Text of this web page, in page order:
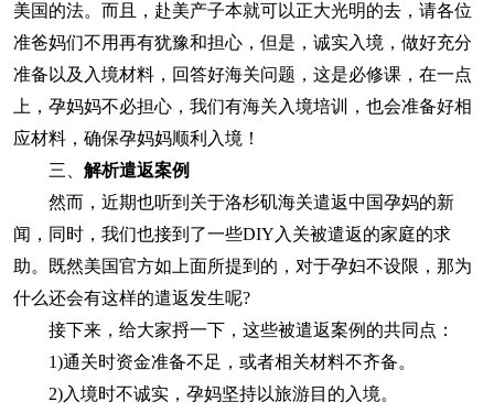
美国的法。而且，赴美产子本就可以正大光明的去，请各位
准爸妈们不用再有犹豫和担心，但是，诚实入境，做好充分
准备以及入境材料，回答好海关问题，这是必修课，在一点
上，孕妈妈不必担心，我们有海关入境培训，也会准备好相
应材料，确保孕妈妈顺利入境！
三、 解析遣返案例
然而，近期也听到关于洛杉矶海关遣返中国孕妈的新
闻，同时，我们也接到了一些DIY入关被遣返的家庭的求
助。既然美国官方如上面所提到的，对于孕妇不设限，那为
什么还会有这样的遣返发生呢?
接下来，给大家捋一下，这些被遣返案例的共同点：
1)通关时资金准备不足，或者相关材料不齐备。
2)入境时不诚实，孕妈坚持以旅游目的入境。